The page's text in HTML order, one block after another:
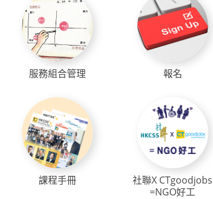
服務組合管理 報名
課程手冊
社聯X CTgoodjobs
=NGO好工